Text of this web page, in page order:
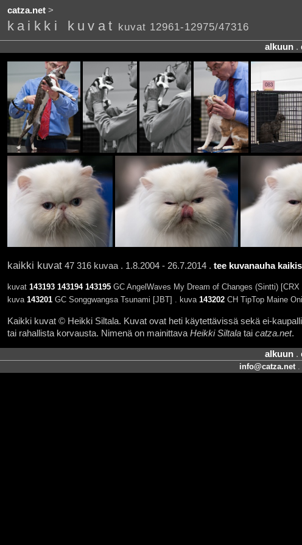
catza.net>
kaikki kuvat kuvat 12961-12975/47316
alkuun .
kaikki kuvat47 316 kuvaa . 1.8.2004 - 26.7.2014 . tee kuvanauha
kuvat 143193 143194 143195GC AngelWaves My Dream of Changes (Sintti)
kuva 143201GC Songgwangsa Tsunami [JBT] . kuva 143202CH TipTop Maine
Kaikki kuvat © Heikki Siltala. Kuvat ovat heti käytettävissä sekä ei-
tai rahallista korvausta. Nimenä on mainittava Heikki Siltalatai catza.net.
alkuun .
info@catza.net.